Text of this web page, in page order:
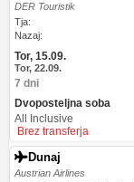
DER Touristik
Tja:
Nazaj:
Tor, 15.09.
Tor, 22.09.
7 dni
Dvoposteljna soba
All Inclusive
Brez transferja
Dunaj
Austrian Airlines